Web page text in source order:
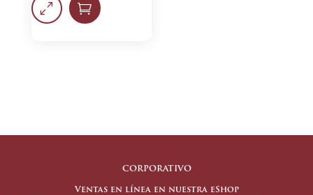
0 
CORPORATIVO
Ventas en línea en nuestra eShop